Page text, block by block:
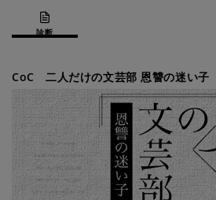
診断
CoC 二人だけの文芸部 恩讐の迷い